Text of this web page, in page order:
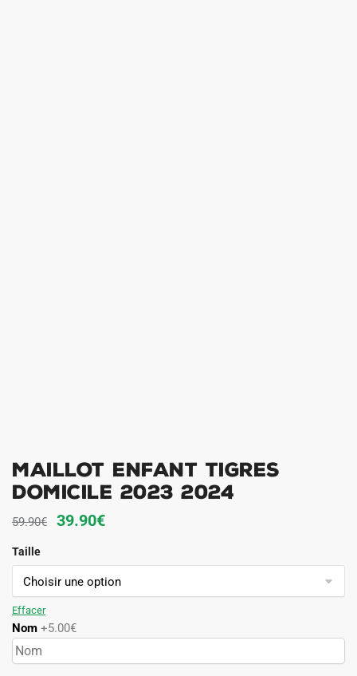
MAILLOT ENFANT TIGRES
DOMICILE 2023 2024
59.90€
Le
initial
était :
39.90€Le
actuel
est :
Taille
Effacer
Nom +5.00€